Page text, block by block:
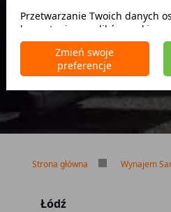
Brak limitu kilometrów
Bezpłatne odwołanie
Strona główna Wynajem
Łódź
Przetwarzanie Twoich danych
korzystaniem z plików cookie w
wymienionych jest prowadzone
siedzibą w Warszawie (02-
będącego administratorem
nasi partnerzy. Szczegółowe
korzystania przez nas i
oraz przetwarzania Twoich
dotyczące Twoich uprawnień,
Zmień swoje
preferencje